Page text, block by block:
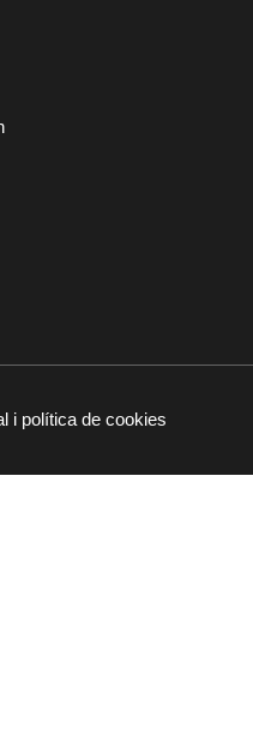
i política de cookies